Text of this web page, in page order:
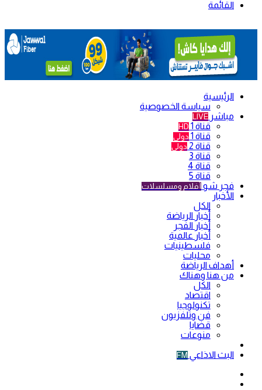
القائمة
الرئيسية
سياسة الخصوصية
مباشر LIVE
قناة 1 HD
قناة 1 دولي
قناة 2 دولي
قناة 3
قناة 4
قناة 5
فجر شو أفلام ومسلسلات
الأخبار
الكل
أخبار الرياضة
أخبار الفجر
أخبار عالمية
فلسطينيات
محليات
أهداف الرياضة
من هنا وهناك
الكل
اقتصاد
تكنولوجيا
فن وتلفزيون
قضايا
منوعات
البث الاذاعي FM